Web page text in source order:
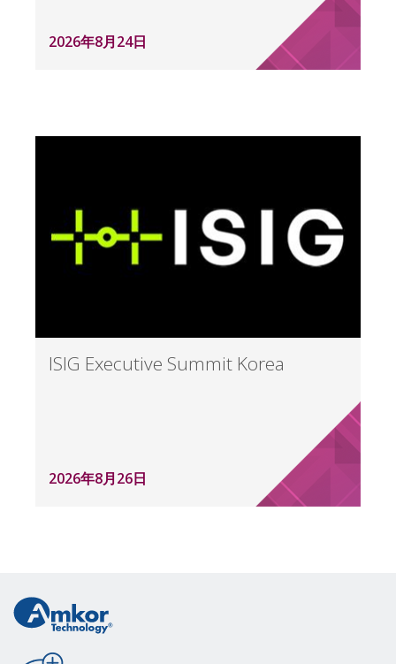
2026年8月24日
ISIG Executive Summit Korea
2026年8月26日